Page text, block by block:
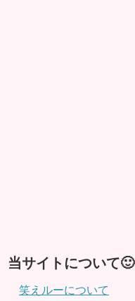
当サイトについて🙂
笑えルーについて